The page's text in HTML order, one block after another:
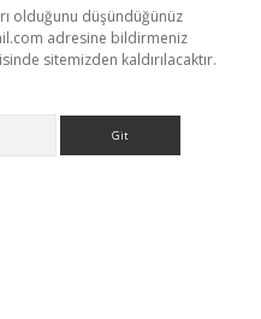
olduğunu düşündüğünüz
adresine bildirmeniz
sitemizden kaldırılacaktır.